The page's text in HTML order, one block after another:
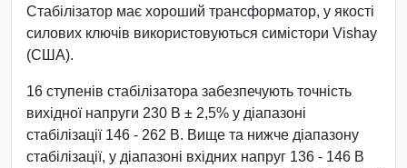
Стабілізатор має хороший трансформатор, у якості
силових ключів використовуються симістори Vishay
(США).
16 ступенів стабілізатора забезпечують точність
вихідної напруги 230 В ± 2,5% у діапазоні
стабілізації 146 - 262 В. Вище та нижче діапазону
стабілізації, у діапазоні вхідних напруг 136 - 146 В